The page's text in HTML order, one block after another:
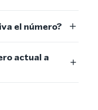
el número?
actual a